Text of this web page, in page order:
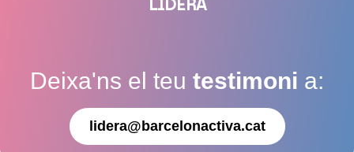
LIDERA
Deixa'ns el teu testimoni a:
lidera@barcelonactiva.cat